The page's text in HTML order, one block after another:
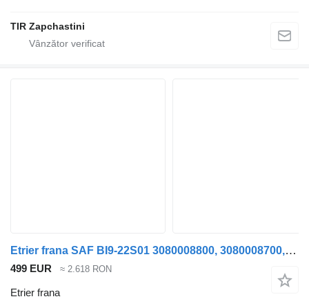
TIR Zapchastini
Etrier frana SAF BI9-22S01 3080008800, 3080008700,3080008820,3080008720 pentru semiremorcă Knorr-Bremse
499 EUR ≈ 2.618 RON
Etrier frana